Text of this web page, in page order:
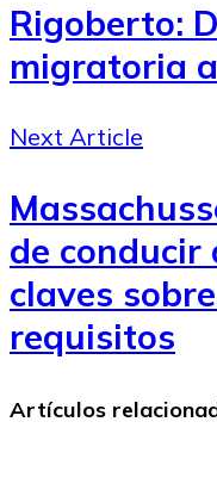
Rigoberto:
migratoria
Next Article
de conducir
claves
requisitos
Artículos